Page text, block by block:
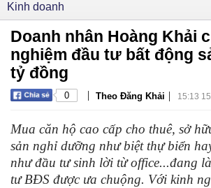
Kinh doanh
Doanh nhân Hoàng Khải
nghiệm đầu tư bất động
tỷ đồng
0 | Theo Đăng Khải | 15:13
Mua căn hộ cao cấp cho thuê, sở
sản nghỉ dưỡng như biệt thự biển
như đầu tư sinh lời từ office...đang
tư BĐS được ưa chuộng. Với kinh